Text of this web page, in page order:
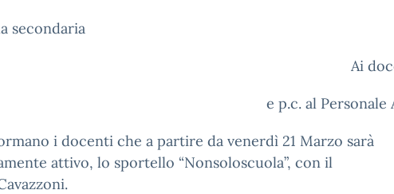
secondaria
Ai
e p.c. al Personale
i docenti che a partire da venerdì 21 Marzo sarà
attivo, lo sportello “Nonsoloscuola”, con il